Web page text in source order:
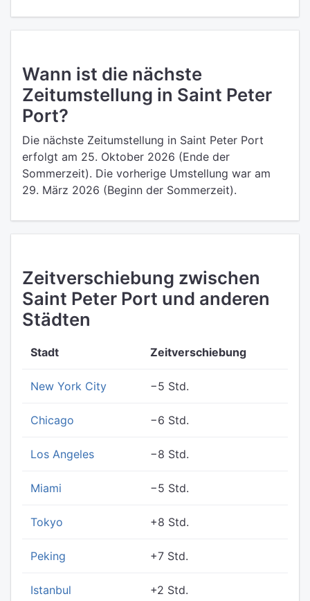
Wann ist die nächste
Zeitumstellung in Saint Peter
Port?
Die nächste Zeitumstellung in Saint Peter Port
erfolgt am 25. Oktober 2026 (Ende der
Sommerzeit). Die vorherige Umstellung war am
29. März 2026 (Beginn der Sommerzeit).
Zeitverschiebung zwischen
Saint Peter Port und anderen
Städten
Stadt Zeitverschiebung
New York City −5 Std.
Chicago −6 Std.
Los Angeles −8 Std.
Miami −5 Std.
Tokyo +8 Std.
Peking +7 Std.
Istanbul +2 Std.